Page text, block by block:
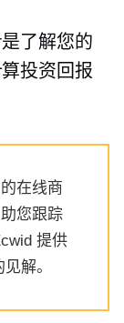
了解您的
投资回报
在线商
您跟踪
提供
解。